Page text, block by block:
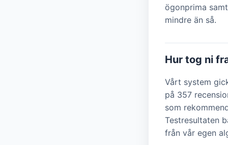
ögonprima
mindre än så.
Hur tog ni
Vårt system
på 357
som
Testresultaten
från vår egen